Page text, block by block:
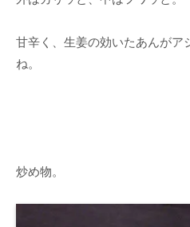
甘辛く、生姜の効いたあんがア
ね。
炒め物。